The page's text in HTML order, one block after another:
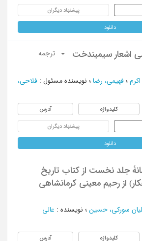
پیشنهاد دیگران
دانلود
اشعار سیمیندخت
ترجمه
؛ فهیمی، رضا ؛ نویسنده مسئول : فلاحی،
کلیدواژه آدرس
پیشنهاد دیگران
دانلود
جلد نخست از کتاب تاریخ
از رحیم معینی کرمانشاهی
سورکی، حسین ؛ نویسنده : عالی
کلیدواژه آدرس